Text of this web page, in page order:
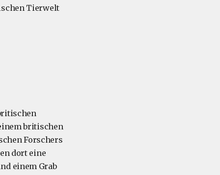
Tierwelt
britischen
Forschers
dort eine
einem Grab